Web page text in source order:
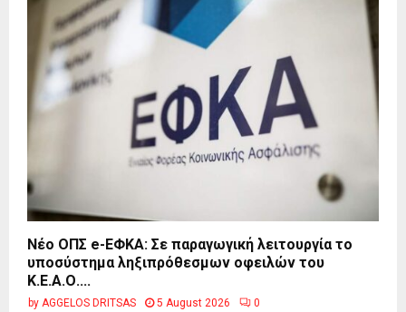
Νέο ΟΠΣ e-ΕΦΚΑ: Σε παραγωγική λειτουργία το
υποσύστημα ληξιπρόθεσμων οφειλών του
Κ.Ε.Α.Ο....
by AGGELOS DRITSAS 5 August 2026 0